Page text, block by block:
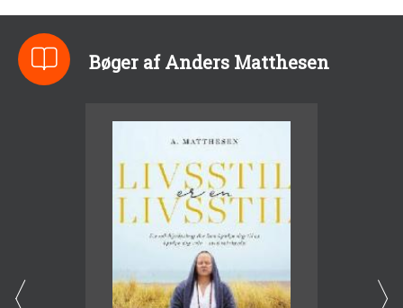
Bøger af Anders Matthesen